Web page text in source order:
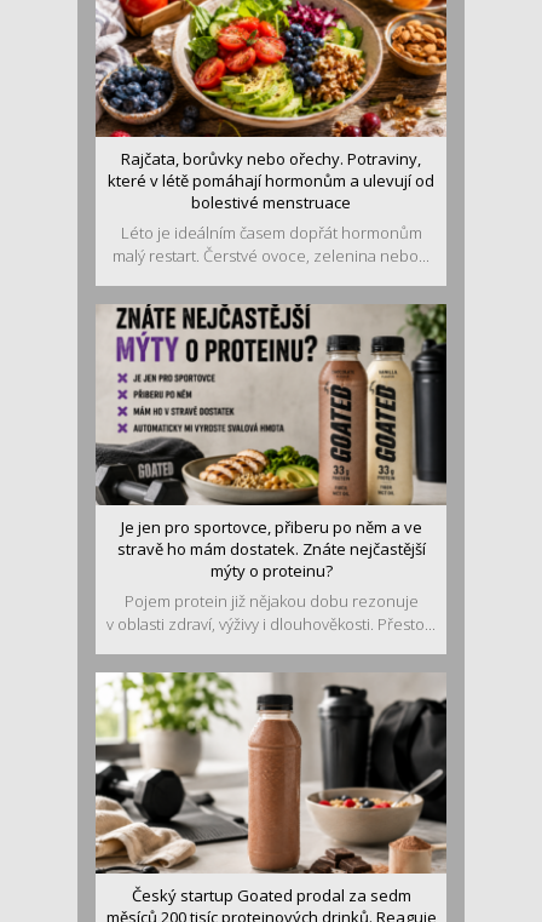
Rajčata, borůvky nebo ořechy. Potraviny,
které v létě pomáhají hormonům a ulevují od
bolestivé menstruace
Léto je ideálním časem dopřát hormonům
malý restart. Čerstvé ovoce, zelenina nebo...
Je jen pro sportovce, přiberu po něm a ve
stravě ho mám dostatek. Znáte nejčastější
mýty o proteinu?
Pojem protein již nějakou dobu rezonuje
v oblasti zdraví, výživy i dlouhověkosti. Přesto...
Český startup Goated prodal za sedm